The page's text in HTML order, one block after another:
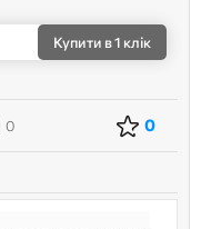
Купити в 1 клік
0 0